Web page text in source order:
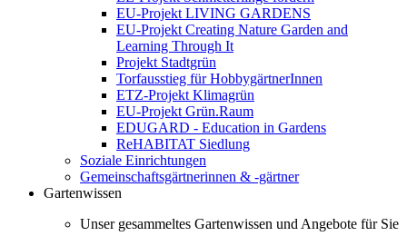
EU-Projekt LIVING GARDENS
EU-Projekt Creating Nature Garden and
Learning Through It
Projekt Stadtgrün
Torfausstieg für HobbygärtnerInnen
ETZ-Projekt Klimagrün
EU-Projekt Grün.Raum
EDUGARD - Education in Gardens
ReHABITAT Siedlung
Soziale Einrichtungen
Gemeinschaftsgärtnerinnen & -gärtner
Gartenwissen
Unser gesammeltes Gartenwissen und Angebote für Sie